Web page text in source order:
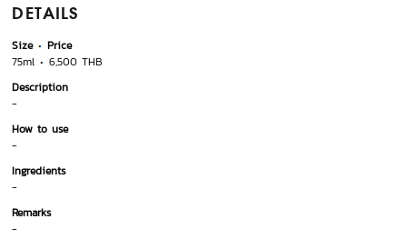
DETAILS
Size
Price
75ml
6,500 THB
Description
-
How to use
-
Ingredients
-
Remarks
-